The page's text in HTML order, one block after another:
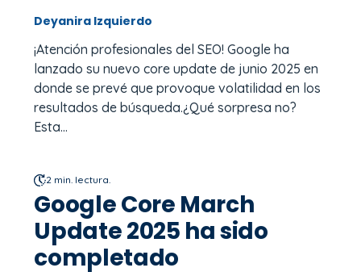
Deyanira Izquierdo
¡Atención profesionales del SEO! Google ha
lanzado su nuevo core update de junio 2025 en
donde se prevé que provoque volatilidad en los
resultados de búsqueda.¿Qué sorpresa no?
Esta...
2 min. lectura.
Google Core March
Update 2025 ha sido
completado